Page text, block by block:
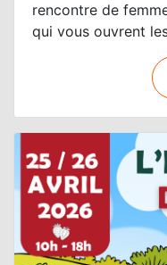
rencontre de
qui vous ouvrent